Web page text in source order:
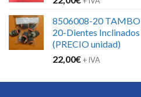
8506008-20
20-Dientes
(PRECIO unidad)
22,00€+ IVA